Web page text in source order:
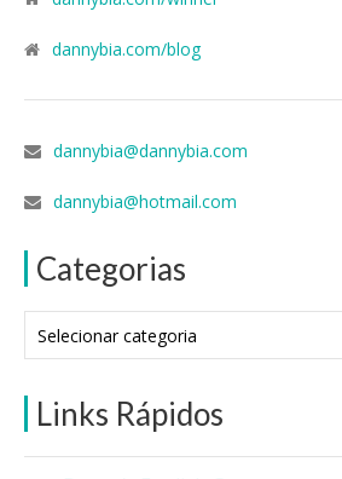
dannybia.com/blog
dannybia@dannybia.com
dannybia@hotmail.com
Categorias
Links Rápidos